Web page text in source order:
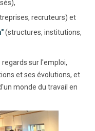
recruteurs) et
(structures, institutions,
regards sur l'emploi,
et ses évolutions, et
monde du travail en